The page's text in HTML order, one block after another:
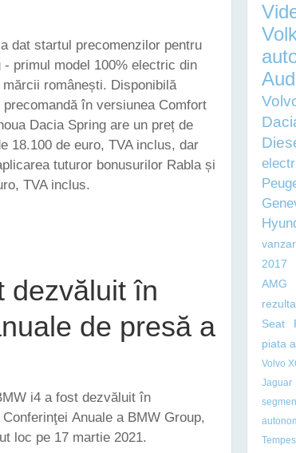
dat startul precomenzilor pentru
- primul model 100% electric din
românești. Disponibilă
precomandă în versiunea Comfort
Dacia Spring are un preț de
18.100 de euro, TVA inclus, dar
tuturor bonusurilor Rabla și
TVA inclus.
dezvăluit în
de presă a
i4 a fost dezvăluit în
Anuale a BMW Group,
loc pe 17 martie 2021.
2017
AMG
Seat
piata
Volvo
Jaguar